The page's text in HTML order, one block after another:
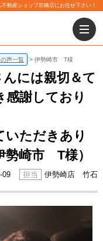
産ショップ前橋店にお任せ下さい！
声一覧 伊勢崎市 T様
には親切＆て
謝しており
いただきあり
勢崎市 T様）
09 伊勢崎店 竹石